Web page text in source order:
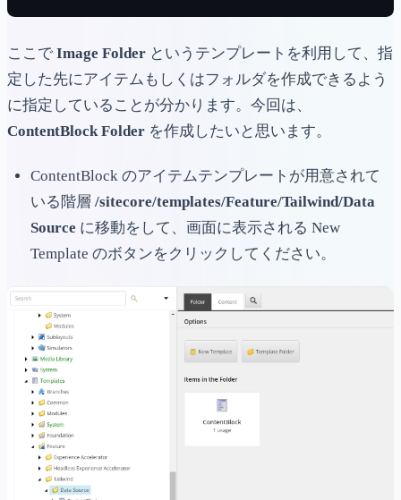
ここで Image Folder というテンプレートを利用して、指
定した先にアイテムもしくはフォルダを作成できるよう
に指定していることが分かります。今回は、
ContentBlock Folder を作成したいと思います。
ContentBlock のアイテムテンプレートが用意されて
いる階層 /sitecore/templates/Feature/Tailwind/Data
Source に移動をして、画面に表示される New
Template のボタンをクリックしてください。